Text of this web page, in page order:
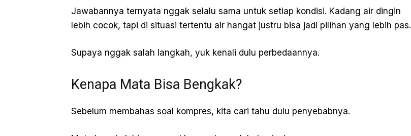
Jawabannya ternyata nggak selalu sama untuk setiap kondisi. Kadang air dingin
lebih cocok, tapi di situasi tertentu air hangat justru bisa jadi pilihan yang lebih pas.
Supaya nggak salah langkah, yuk kenali dulu perbedaannya.
Kenapa Mata Bisa Bengkak?
Sebelum membahas soal kompres, kita cari tahu dulu penyebabnya.